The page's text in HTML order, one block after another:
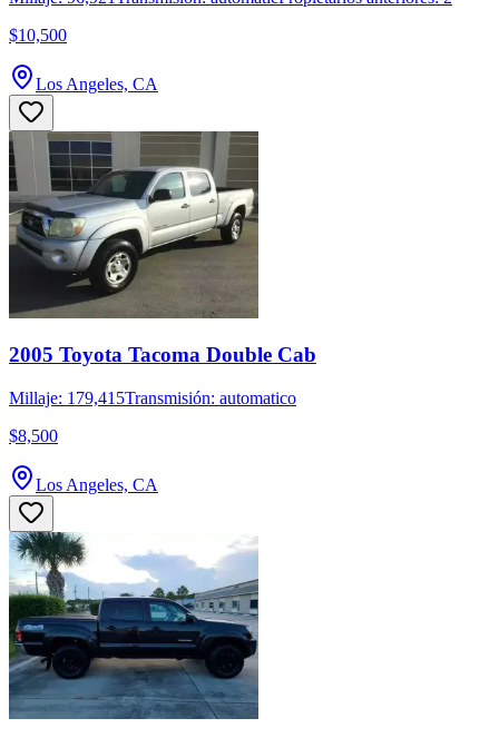
$10,500
Los Angeles, CA
2005 Toyota Tacoma Double Cab
Millaje: 179,415Transmisión: automatico
$8,500
Los Angeles, CA